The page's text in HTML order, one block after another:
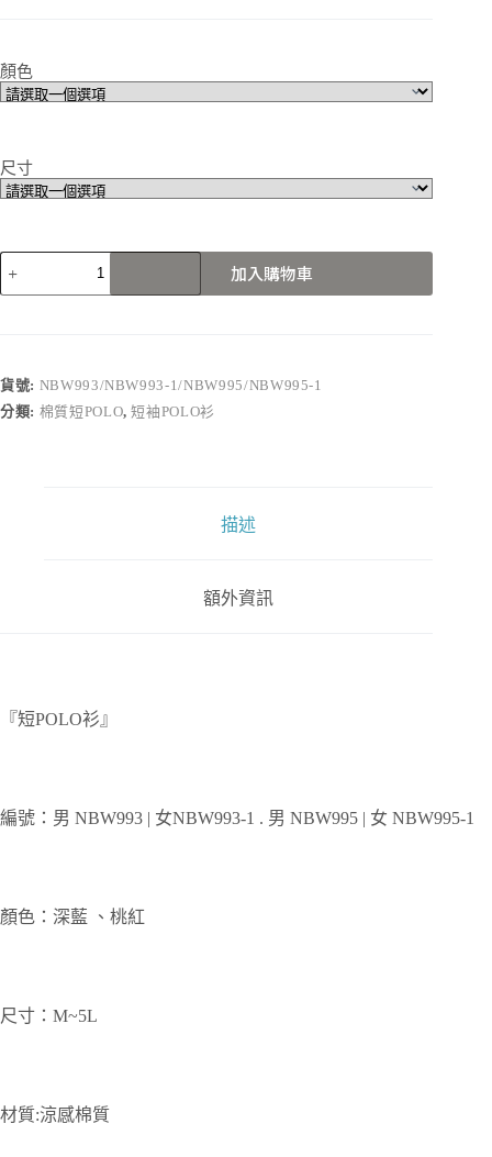
顏色
尺寸
NBW993/NBW993-
1/NBW995/NBW995-
1
加入購物車
貨號: NBW993/NBW993-1/NBW995/NBW995-1
分類: 棉質短POLO,短袖POLO衫
描述
額外資訊
『短POLO衫』
編號：男 NBW993 | 女NBW993-1 . 男 NBW995 | 女 NBW995-1
顏色：深藍 、桃紅
尺寸：M~5L
材質:涼感棉質